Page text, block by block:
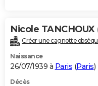
Nicole TANCHOUX
Créer une cagnotte
Naissance
26/07/1939 à Paris (Paris)
Décès